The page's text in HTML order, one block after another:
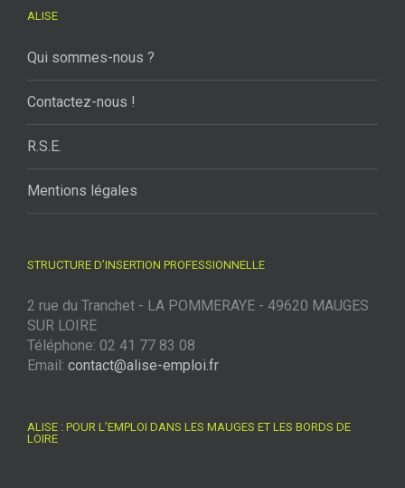
ALISE
Qui sommes-nous ?
Contactez-nous !
R.S.E.
Mentions légales
STRUCTURE D’INSERTION PROFESSIONNELLE
2 rue du Tranchet - LA POMMERAYE - 49620 MAUGES
SUR LOIRE
Téléphone: 02 41 77 83 08
Email: contact@alise-emploi.fr
ALISE : POUR L’EMPLOI DANS LES MAUGES ET LES BORDS DE
LOIRE